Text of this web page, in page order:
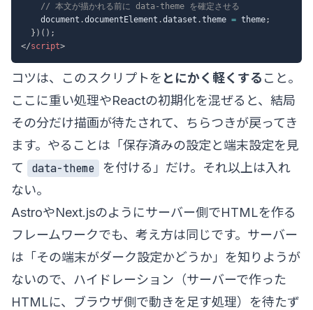
// 本文が描かれる前に data-theme を確定させる
    document
.documentElement .dataset .theme = theme;
} ) ( ) ;
</script>
コツは、このスクリプトを とにかく軽くする こと。
ここに重い処理やReactの初期化を混ぜると、結局
その分だけ描画が待たされて、ちらつきが戻ってき
ます。やることは「保存済みの設定と端末設定を見
て
data-theme
を付ける」だけ。それ以上は入れ
ない。
AstroやNext.jsのようにサーバー側でHTMLを作る
フレームワークでも、考え方は同じです。サーバー
は「その端末がダーク設定かどうか」を知りようが
ないので、ハイドレーション（サーバーで作った
HTMLに、ブラウザ側で動きを足す処理）を待たず